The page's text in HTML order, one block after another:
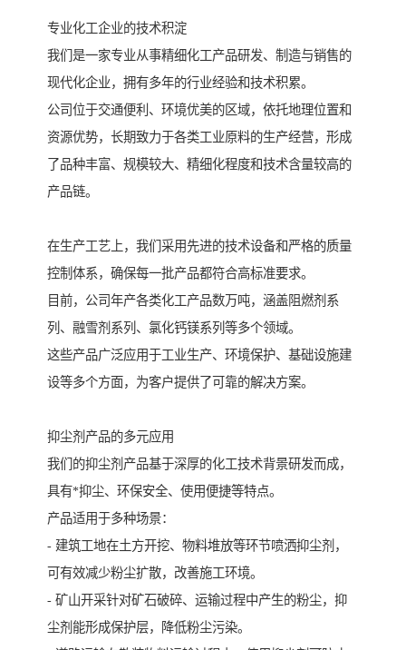
专业化工企业的技术积淀
我们是一家专业从事精细化工产品研发、制造与销售的
现代化企业，拥有多年的行业经验和技术积累。
公司位于交通便利、环境优美的区域，依托地理位置和
资源优势，长期致力于各类工业原料的生产经营，形成
了品种丰富、规模较大、精细化程度和技术含量较高的
产品链。
在生产工艺上，我们采用先进的技术设备和严格的质量
控制体系，确保每一批产品都符合高标准要求。
目前，公司年产各类化工产品数万吨，涵盖阻燃剂系
列、融雪剂系列、氯化钙镁系列等多个领域。
这些产品广泛应用于工业生产、环境保护、基础设施建
设等多个方面，为客户提供了可靠的解决方案。
抑尘剂产品的多元应用
我们的抑尘剂产品基于深厚的化工技术背景研发而成，
具有*抑尘、环保安全、使用便捷等特点。
产品适用于多种场景：
- 建筑工地在土方开挖、物料堆放等环节喷洒抑尘剂，
可有效减少粉尘扩散，改善施工环境。
- 矿山开采针对矿石破碎、运输过程中产生的粉尘，抑
尘剂能形成保护层，降低粉尘污染。